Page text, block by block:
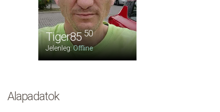
Tiger8550
Jelenleg:Offline
Alapadatok